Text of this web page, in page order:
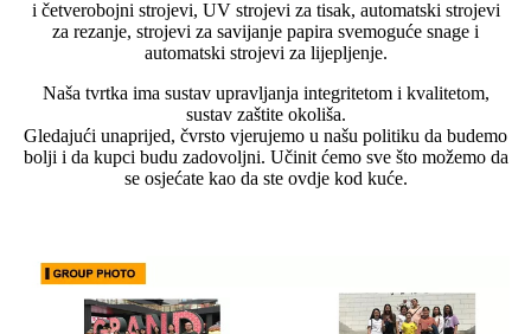
i četverobojni strojevi, UV strojevi za tisak, automatski strojevi
za rezanje, strojevi za savijanje papira svemoguće snage i
automatski strojevi za lijepljenje.
Naša tvrtka ima sustav upravljanja integritetom i kvalitetom,
sustav zaštite okoliša.
Gledajući unaprijed, čvrsto vjerujemo u našu politiku da budemo
bolji i da kupci budu zadovoljni. Učinit ćemo sve što možemo da
se osjećate kao da ste ovdje kod kuće.